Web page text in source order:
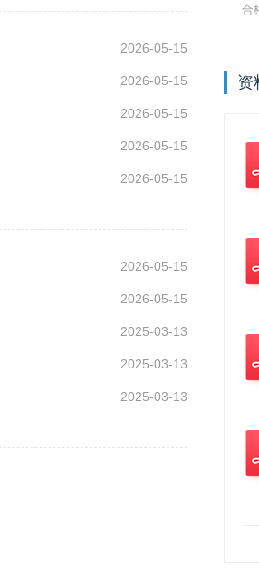
2026-05-15
2026-05-15
2026-05-15
2026-05-15
2026-05-15
2026-05-15
2026-05-15
2025-03-13
2025-03-13
2025-03-13
合
资